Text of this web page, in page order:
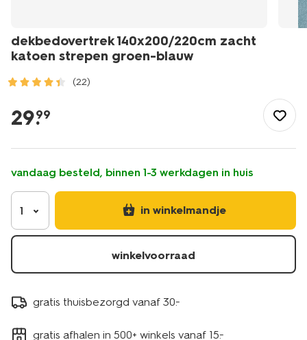
dekbedovertrek 140x200/220cm zacht
katoen strepen groen-blauw
(22)
slapen/slapen/dekbedovertrek/dekbedovertrek-
140x200%2F220cm-
katoen-
strepen-
groen-
blauw-
5720204.html
29.
99
vandaag besteld, binnen 1-3 werkdagen in huis
1 in winkelmandje
winkelvoorraad
gratis thuisbezorgd vanaf 30.-
gratis afhalen in 500+ winkels vanaf 15.-